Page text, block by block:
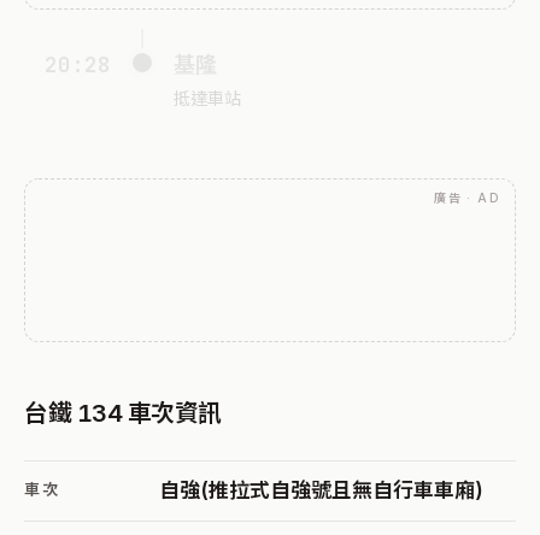
抵達車站
廣告 · AD
台鐵 134 車次資訊
車次 自強(推拉式自強號且無自行車車廂)